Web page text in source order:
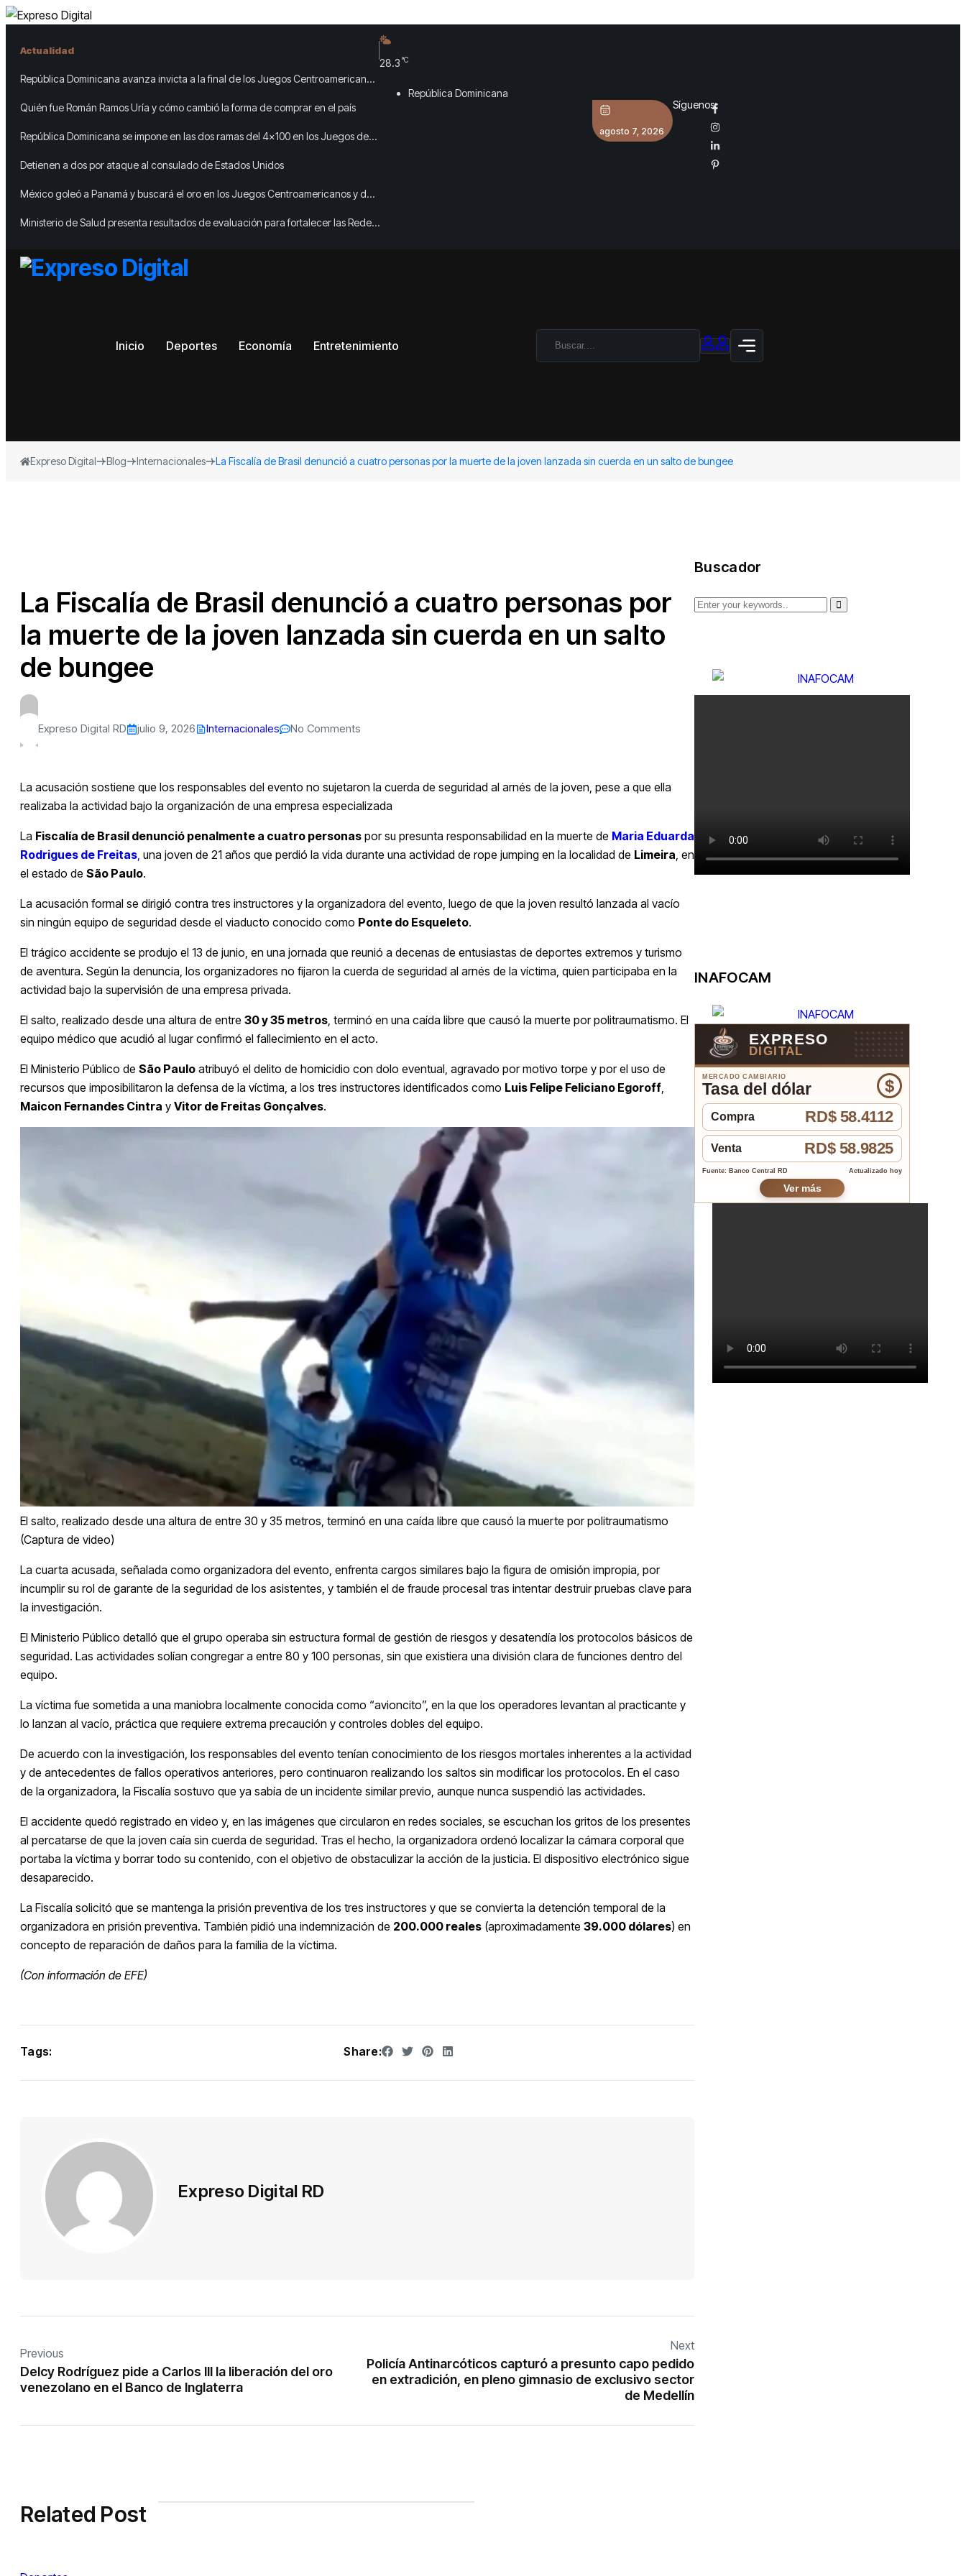
Actualidad
República Dominicana avanza invicta a la final de los Juegos Centroamericanos
Quién fue Román Ramos Uría y cómo cambió la forma de comprar en el país
República Dominicana se impone en las dos ramas del 4×100 en los Juegos de
Detienen a dos por ataque al consulado de Estados Unidos
México goleó a Panamá y buscará el oro en los Juegos Centroamericanos y del
Ministerio de Salud presenta resultados de evaluación para fortalecer las Redes
28.3 °C
República Dominicana
agosto 7, 2026
Síguenos:
Inicio Deportes Economía Entretenimiento
Expreso Digital Blog Internacionales La Fiscalía de Brasil denunció a cuatro personas por la muerte de la joven lanzada sin cuerda en un salto de bungee
La Fiscalía de Brasil denunció a cuatro personas por
la muerte de la joven lanzada sin cuerda en un salto
de bungee
Expreso Digital RD julio 9, 2026 Internacionales No Comments
La acusación sostiene que los responsables del evento no sujetaron la cuerda de seguridad al arnés de la joven, pese a que ella
realizaba la actividad bajo la organización de una empresa especializada
La Fiscalía de Brasil denunció penalmente a cuatro personas por su presunta responsabilidad en la muerte de Maria Eduarda
Rodrigues de Freitas, una joven de 21 años que perdió la vida durante una actividad de rope jumping en la localidad de Limeira, en
el estado de São Paulo.
La acusación formal se dirigió contra tres instructores y la organizadora del evento, luego de que la joven resultó lanzada al vacío
sin ningún equipo de seguridad desde el viaducto conocido como Ponte do Esqueleto.
El trágico accidente se produjo el 13 de junio, en una jornada que reunió a decenas de entusiastas de deportes extremos y turismo
de aventura. Según la denuncia, los organizadores no fijaron la cuerda de seguridad al arnés de la víctima, quien participaba en la
actividad bajo la supervisión de una empresa privada.
El salto, realizado desde una altura de entre 30 y 35 metros, terminó en una caída libre que causó la muerte por politraumatismo. El
equipo médico que acudió al lugar confirmó el fallecimiento en el acto.
El Ministerio Público de São Paulo atribuyó el delito de homicidio con dolo eventual, agravado por motivo torpe y por el uso de
recursos que imposibilitaron la defensa de la víctima, a los tres instructores identificados como Luis Felipe Feliciano Egoroff,
Maicon Fernandes Cintra y Vitor de Freitas Gonçalves.
El salto, realizado desde una altura de entre 30 y 35 metros, terminó en una caída libre que causó la muerte por politraumatismo
(Captura de video)
La cuarta acusada, señalada como organizadora del evento, enfrenta cargos similares bajo la figura de omisión impropia, por
incumplir su rol de garante de la seguridad de los asistentes, y también el de fraude procesal tras intentar destruir pruebas clave para
la investigación.
El Ministerio Público detalló que el grupo operaba sin estructura formal de gestión de riesgos y desatendía los protocolos básicos de
seguridad. Las actividades solían congregar a entre 80 y 100 personas, sin que existiera una división clara de funciones dentro del
equipo.
La víctima fue sometida a una maniobra localmente conocida como “avioncito”, en la que los operadores levantan al practicante y
lo lanzan al vacío, práctica que requiere extrema precaución y controles dobles del equipo.
De acuerdo con la investigación, los responsables del evento tenían conocimiento de los riesgos mortales inherentes a la actividad
y de antecedentes de fallos operativos anteriores, pero continuaron realizando los saltos sin modificar los protocolos. En el caso
de la organizadora, la Fiscalía sostuvo que ya sabía de un incidente similar previo, aunque nunca suspendió las actividades.
El accidente quedó registrado en video y, en las imágenes que circularon en redes sociales, se escuchan los gritos de los presentes
al percatarse de que la joven caía sin cuerda de seguridad. Tras el hecho, la organizadora ordenó localizar la cámara corporal que
portaba la víctima y borrar todo su contenido, con el objetivo de obstaculizar la acción de la justicia. El dispositivo electrónico sigue
desaparecido.
La Fiscalía solicitó que se mantenga la prisión preventiva de los tres instructores y que se convierta la detención temporal de la
organizadora en prisión preventiva. También pidió una indemnización de 200.000 reales (aproximadamente 39.000 dólares) en
concepto de reparación de daños para la familia de la víctima.
(Con información de EFE)
Tags: Share:
Expreso Digital RD
Previous
Delcy Rodríguez pide a Carlos III la liberación del oro
venezolano en el Banco de Inglaterra
Next
Policía Antinarcóticos capturó a presunto capo pedido
en extradición, en pleno gimnasio de exclusivo sector
de Medellín
Related Post
Buscador
INAFOCAM
EXPRESO
DIGITAL
MERCADO CAMBIARIO
Tasa del dólar $
Compra RD$ 58.4112
Venta RD$ 58.9825
Fuente: Banco Central RD Actualizado hoy
Ver más